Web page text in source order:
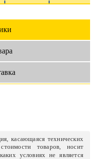
касающаяся технических
товаров, носит
условиях не является